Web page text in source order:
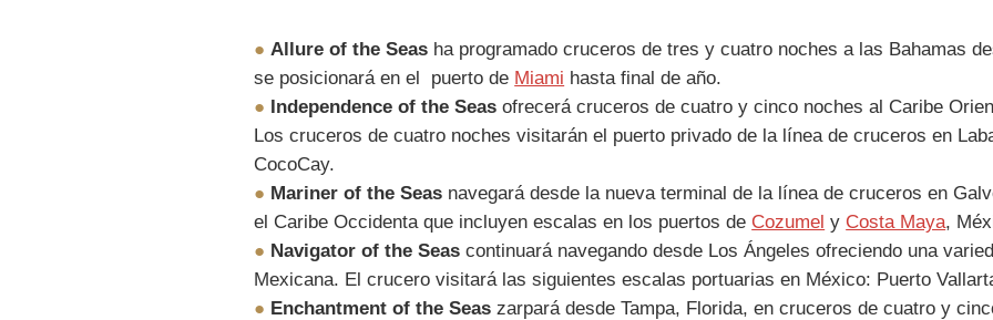
●Allure of the Seas ha programado cruceros de tres y cuatro noches a las Bahamas
se posicionará en el puerto de Miami hasta final de año.
● Independence of the Seas ofrecerá cruceros de cuatro y cinco noches al Caribe
Los cruceros de cuatro noches visitarán el puerto privado de la línea de cruceros en
CocoCay.
● Mariner of the Seas navegará desde la nueva terminal de la línea de cruceros en
el Caribe Occidenta que incluyen escalas en los puertos de Cozumel y Costa Maya,
● Navigator of the Seas continuará navegando desde Los Ángeles ofreciendo una
Mexicana. El crucero visitará las siguientes escalas portuarias en México: Puerto
● Enchantment of the Seas zarpará desde Tampa, Florida, en cruceros de cuatro y